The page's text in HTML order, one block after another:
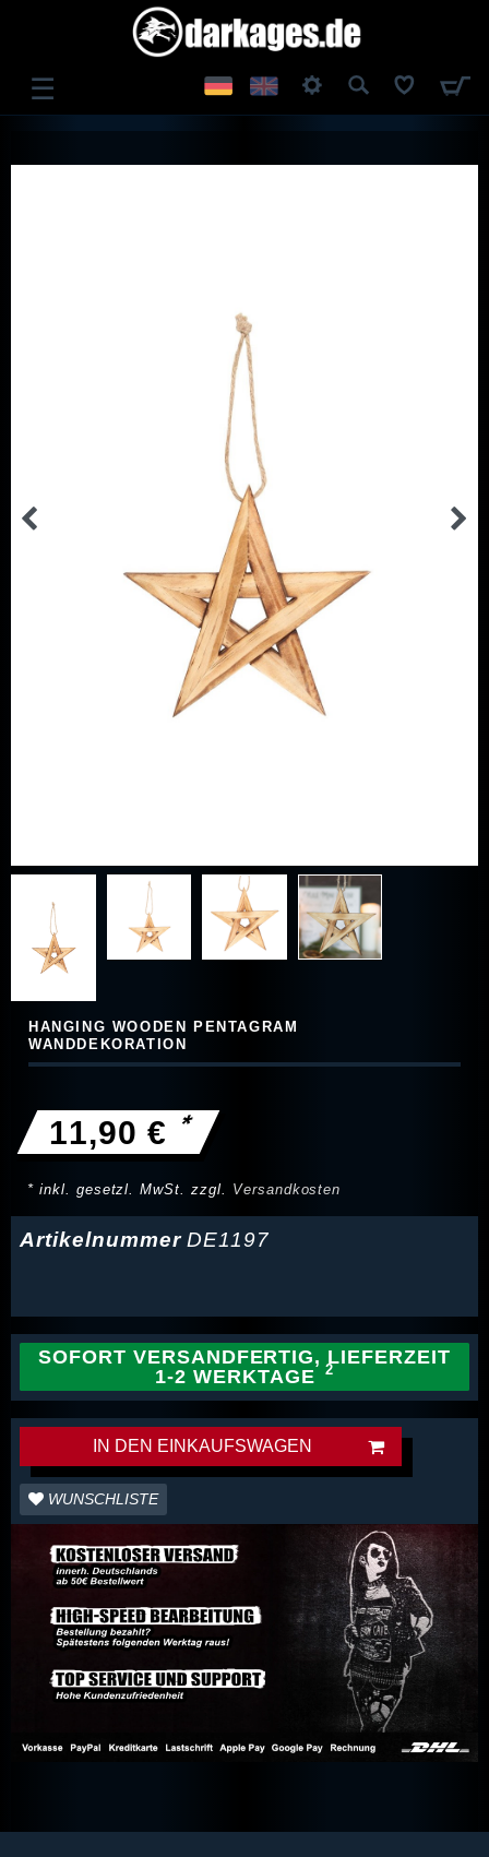
☰
HANGING WOODEN PENTAGRAM
WANDDEKORATION
11,90 € *
* inkl. gesetzl. MwSt. zzgl. Versandkosten
ArtikelnummerDE1197
SOFORT VERSANDFERTIG, LIEFERZEIT
1-2 WERKTAGE
IN DEN EINKAUFSWAGEN
WUNSCHLISTE